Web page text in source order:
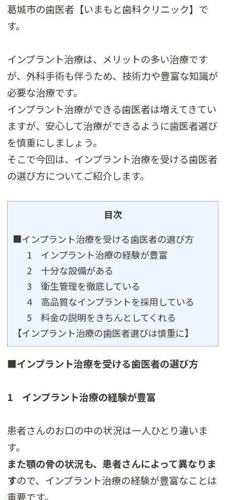
葛城市の歯医者【いまもと歯科クリニック】で
す。
インプラント治療は、メリットの多い治療です
が、外科手術も伴うため、技術力や豊富な知識が
必要な治療です。
インプラント治療ができる歯医者は増えてきてい
ますが、安心して治療ができるように歯医者選び
を慎重にしましょう。
そこで今回は、インプラント治療を受ける歯医者
の選び方についてご紹介します。
目次
■インプラント治療を受ける歯医者の選び方
1 インプラント治療の経験が豊富
2 十分な設備がある
3 衛生管理を徹底している
4 高品質なインプラントを採用している
5 料金の説明をきちんとしてくれる
【インプラント治療の歯医者選びは慎重に】
■インプラント治療を受ける歯医者の選び方
1 インプラント治療の経験が豊富
患者さんのお口の中の状況は一人ひとり違いま
す。
また顎の骨の状況も、患者さんによって異なりま
すので、インプラント治療の経験が豊富なことは
重要です。